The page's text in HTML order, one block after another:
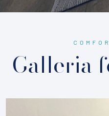
Galleria